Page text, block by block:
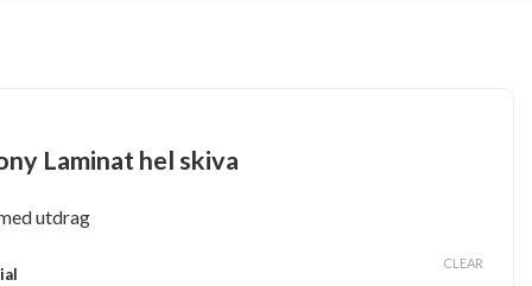
Laminat hel skiva
utdrag
CLEAR